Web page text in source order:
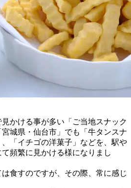
かける事が多い「ご当地スナック
城県・仙台市」でも「牛タンスナ
「イチゴの洋菓子」などを、駅や
頻繁に見かける様になりまし
食すのですが、その際、常に感じ